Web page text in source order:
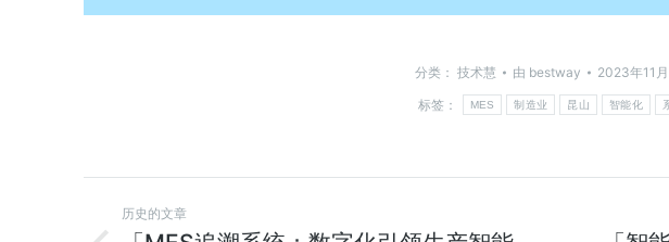
分类： 技术慧 由 bestway
2023年11
标签：
MES 制造业 昆山 智能化
历史的文章